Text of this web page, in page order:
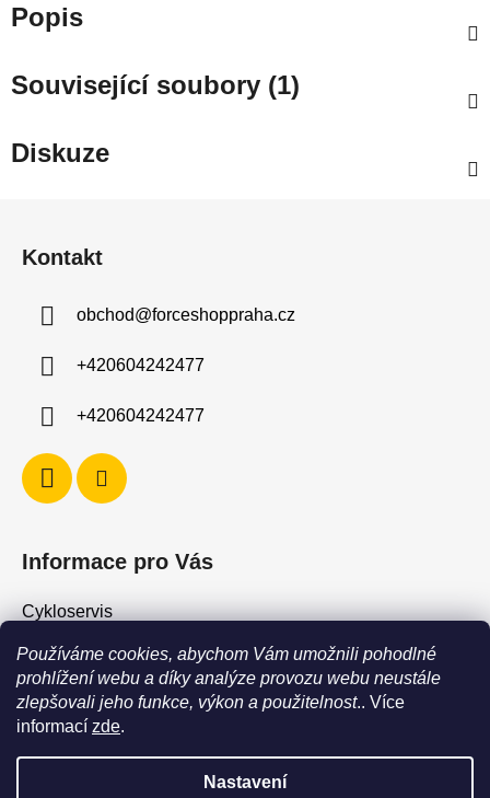
Používáme cookies, abychom Vám umožnili pohodlné
prohlížení webu a díky analýze provozu webu neustále
zlepšovali jeho funkce, výkon a použitelnost.. Více
informací zde.
Nastavení
Popis
Související soubory (1)
Diskuze
Kontakt
obchod@forceshoppraha.cz
+420604242477
+420604242477
Informace pro Vás
Cykloservis
Skiservis
Obchodní podmínky
Podmínky ochrany osobních údajů